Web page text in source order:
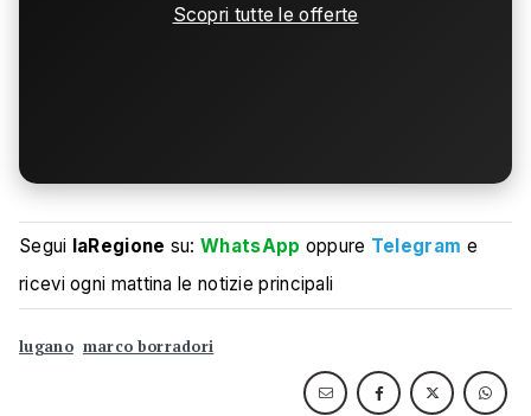
Scopri tutte le offerte
Segui laRegione su:WhatsApp oppure Telegram e
ricevi ogni mattina le notizie principali
lugano marco borradori